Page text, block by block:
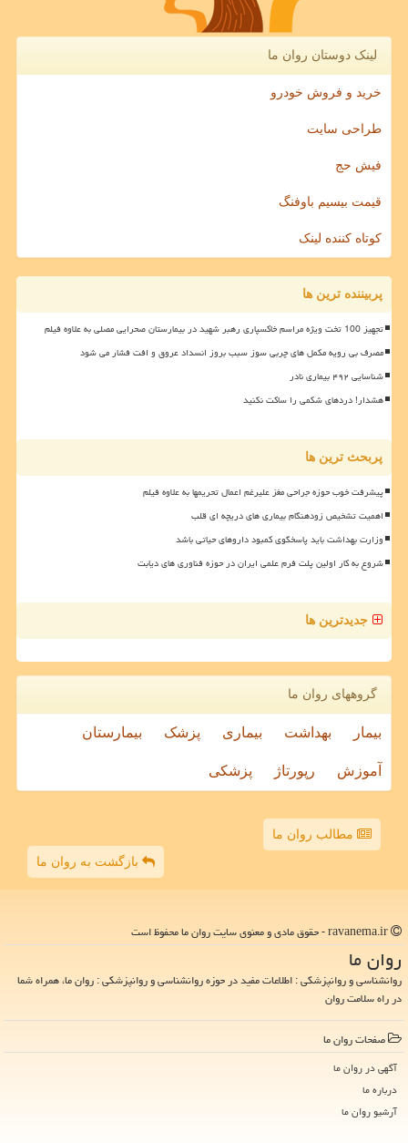
لینک دوستان روان ما
خرید و فروش خودرو
طراحی سایت
فیش حج
قیمت بیسیم باوفنگ
کوتاه کننده لینک
پربیننده ترین ها
تجهیز 100 تخت ویژه مراسم خاکسپاری رهبر شهید در بیمارستان صحرایی مصلی به علاوه فیلم
مصرف بی رویه مکمل های چربی سوز سبب بروز انسداد عروق و افت فشار می شود
شناسایی ۴۹۲ بیماری نادر
هشدار! دردهای شکمی را ساکت نکنید
پربحث ترین ها
پیشرفت خوب حوزه جراحی مغز علیرغم اعمال تحریمها به علاوه فیلم
اهمیت تشخیص زودهنگام بیماری های دریچه ای قلب
وزارت بهداشت باید پاسخگوی کمبود داروهای حیاتی باشد
شروع به کار اولین پلت فرم علمی ایران در حوزه فناوری های دیابت
جدیدترین ها
گروههای روان ما
بیمار بهداشت بیماری پزشک بیمارستان
آموزش رپورتاژ پزشکی
مطالب روان ما
بازگشت به روان ما
روان ما
روانشناسی و روانپزشکی : اطلاعات مفید در حوزه روانشناسی و روانپزشکی : روان ما، همراه شما
در راه سلامت روان
صفحات روان ما
آگهی در روان ما
درباره ما
آرشیو روان ما